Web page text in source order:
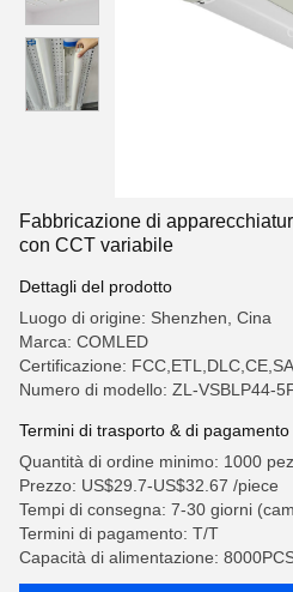
Fabbricazione di
con CCT variabile
Dettagli del prodotto
Luogo di origine: Shenzhen, Cina
Marca: COMLED
Certificazione:
Numero di modello: ZL-VSBLP44-
Termini di trasporto & di pagamento
Quantità di ordine minimo: 1000
Prezzo: US$29.7-US$32.67 /piece
Tempi di consegna: 7-30 giorni
Termini di pagamento: T/T
Capacità di alimentazione: